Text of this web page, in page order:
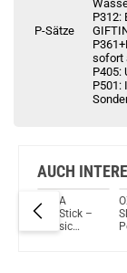
P-Sätze
P312:
sofort
P405:
P501:
AUCH
OXVA
SlimStick –
Classic